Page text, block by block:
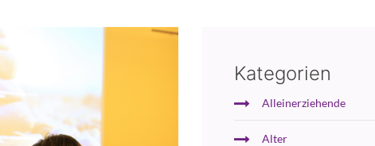
Kategorien
Alleinerziehende
Alter